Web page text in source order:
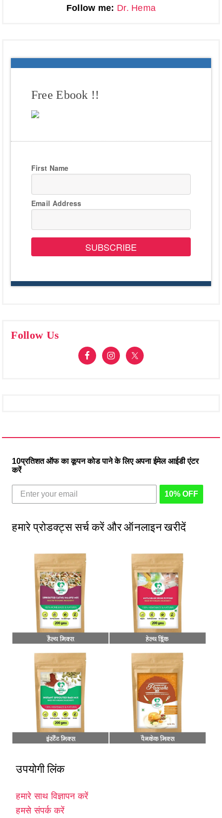
Follow me: Dr. Hema
Free Ebook !!
First Name
Email Address
SUBSCRIBE
Follow Us
10प्रतिशत ऑफ का कूपन कोड पाने के लिए अपना ईमेल आईडी एंटर
करें
10% OFF
हमारे प्रोडक्ट्स सर्च करें और ऑनलाइन खरीदें
उपयोगी लिंक
हमारे साथ विज्ञापन करें
हमसे संपर्क करें